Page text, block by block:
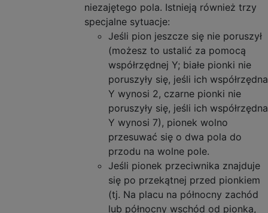
niezajętego pola. Istnieją również trzy
specjalne sytuacje:
Jeśli pion jeszcze się nie poruszył
(możesz to ustalić za pomocą
współrzędnej Y; białe pionki nie
poruszyły się, jeśli ich współrzędna
Y wynosi 2, czarne pionki nie
poruszyły się, jeśli ich współrzędna
Y wynosi 7), pionek wolno
przesuwać się o dwa pola do
przodu na wolne pole.
Jeśli pionek przeciwnika znajduje
się po przekątnej przed pionkiem
(tj. Na placu na północny zachód
lub północny wschód od pionka,